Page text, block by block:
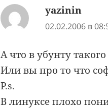
yazinin
02.02.2006 в
А что в убунту
Или вы про то что
P.s.
В линуксе плохо